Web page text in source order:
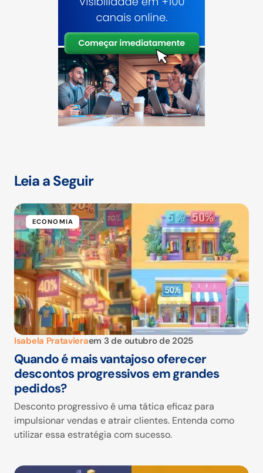
Leia a Seguir
ECONOMIA
Isabela Pratavieraem 3 de outubro de 2025
Quando é mais vantajoso oferecer
descontos progressivos em grandes
pedidos?
Desconto progressivo é uma tática eficaz para
impulsionar vendas e atrair clientes. Entenda como
utilizar essa estratégia com sucesso.